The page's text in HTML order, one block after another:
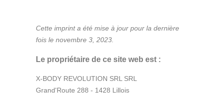
Cette imprint a été mise à jour pour la dernière
fois le novembre 3, 2023.
Le propriétaire de ce site web est :
X-BODY REVOLUTION SRL SRL
Grand'Route 288 - 1428 Lillois